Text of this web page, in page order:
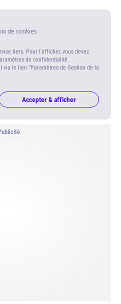
de cookies
tiers. Pour l'afficher, vous devez
de confidentialité.
via le lien "Paramètres de Gestion de la
Accepter & afficher